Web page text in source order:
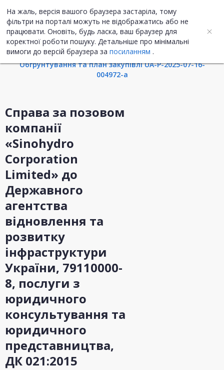
На жаль, версія вашого браузера застаріла, тому
фільтри на порталі можуть не відображатись або не
працювати. Оновіть, будь ласка, ваш браузер для
коректної роботи пошуку. Детальніше про мінімальні
вимоги до версій браузера за посиланням .
UA ENG
Інформація про закупівлю
Обгрунтування та план закупівлі UA-P-2025-07-16-
004972-a
Cправа за позовом
компанії
«Sinohydro
Corporation
Limited» до
Державного
агентства
відновлення та
розвитку
інфраструктури
України, 79110000-
8, послуги з
юридичного
консультування та
юридичного
представництва,
ДК 021:2015